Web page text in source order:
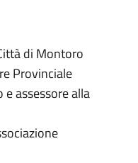
di Montoro
Provinciale
e assessore alla